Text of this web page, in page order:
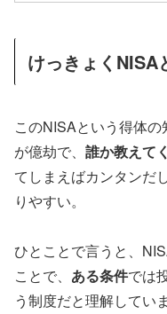
けっきょくNISA
このNISAという得体
が億劫で、 誰か教えて
てしまえばカンタンだし
りやすい。
ひとことで言うと、
ことで、 ある条件では
う制度だと理解していま